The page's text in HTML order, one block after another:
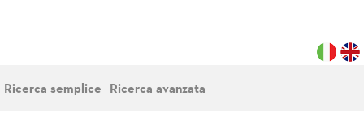
Ricerca semplice Ricerca avanzata